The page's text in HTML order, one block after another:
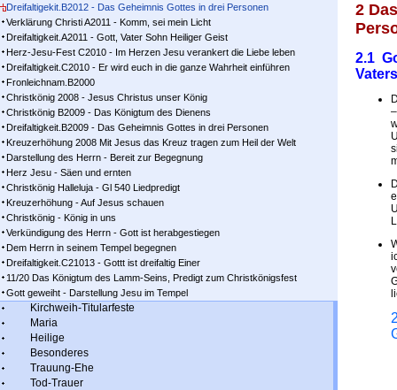
Dreifaltigekit.B2012 - Das Geheimnis Gottes in drei Personen
Verklärung Christi A2011 - Komm, sei mein Licht
Dreifaltigkeit.A2011 - Gott, Vater Sohn Heiliger Geist
Herz-Jesu-Fest C2010 - Im Herzen Jesu verankert die Liebe leben
Dreifaltigkeit.C2010 - Er wird euch in die ganze Wahrheit einführen
Fronleichnam.B2000
Christkönig 2008 - Jesus Christus unser König
Christkönig B2009 - Das Königtum des Dienens
Dreifaltigkeit.B2009 - Das Geheimnis Gottes in drei Personen
Kreuzerhöhung 2008 Mit Jesus das Kreuz tragen zum Heil der Welt
Darstellung des Herrn - Bereit zur Begegnung
Herz Jesu - Säen und ernten
Christkönig Halleluja - Gl 540 Liedpredigt
Kreuzerhöhung - Auf Jesus schauen
Christkönig - König in uns
Verkündigung des Herrn - Gott ist herabgestiegen
Dem Herrn in seinem Tempel begegnen
Dreifaltigkeit.C21013 - Gottt ist dreifaltig Einer
11/20 Das Königtum des Lamm-Seins, Predigt zum Christkönigsfest
Gott geweiht - Darstellung Jesu im Tempel
Kirchweih-Titularfeste
Maria
Heilige
Besonderes
Trauung-Ehe
Tod-Trauer
2
2.1
Vaters